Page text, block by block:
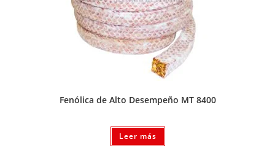
Fenólica de Alto Desempeño MT 8400
Leer más